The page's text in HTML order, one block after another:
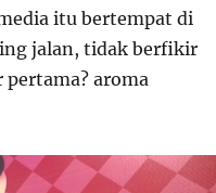
itu bertempat di
jalan, tidak berfikir
pertama? aroma